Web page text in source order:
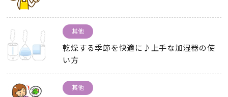
其他
乾燥する季節を快適に♪上手な加湿器の使
い方
其他